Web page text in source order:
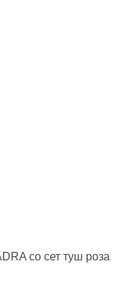
со сет туш роза